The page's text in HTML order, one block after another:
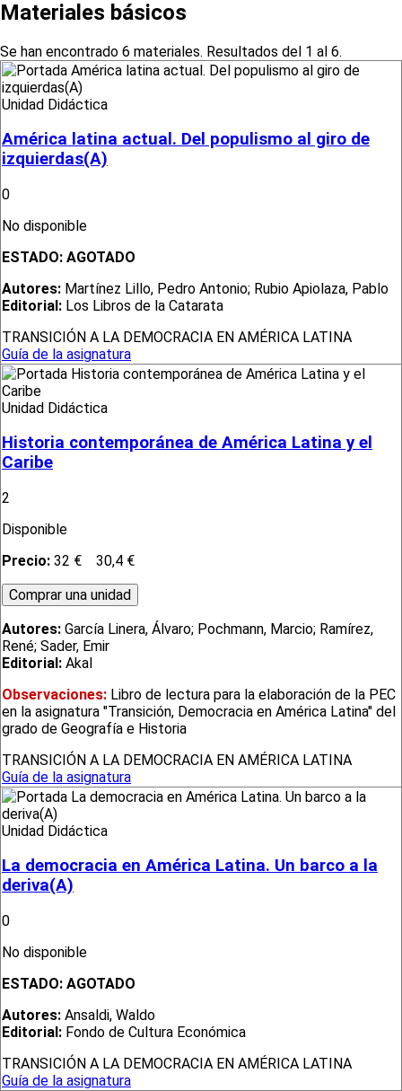
Materiales básicos
Se han encontrado 6 materiales. Resultados del 1 al 6.
Unidad Didáctica
América latina actual. Del populismo al giro de
izquierdas(A)
0
No disponible
ESTADO: AGOTADO
Autores: Martínez Lillo, Pedro Antonio; Rubio Apiolaza, Pablo
Editorial: Los Libros de la Catarata
TRANSICIÓN A LA DEMOCRACIA EN AMÉRICA LATINA
Guía de la asignatura
Unidad Didáctica
Historia contemporánea de América Latina y el
Caribe
2
Disponible
Precio: 32 € 30,4 €
Autores: García Linera, Álvaro; Pochmann, Marcio; Ramírez,
René; Sader, Emir
Editorial: Akal
Observaciones: Libro de lectura para la elaboración de la PEC
en la asignatura "Transición, Democracia en América Latina" del
grado de Geografía e Historia
TRANSICIÓN A LA DEMOCRACIA EN AMÉRICA LATINA
Guía de la asignatura
Unidad Didáctica
La democracia en América Latina. Un barco a la
deriva(A)
0
No disponible
ESTADO: AGOTADO
Autores: Ansaldi, Waldo
Editorial: Fondo de Cultura Económica
TRANSICIÓN A LA DEMOCRACIA EN AMÉRICA LATINA
Guía de la asignatura